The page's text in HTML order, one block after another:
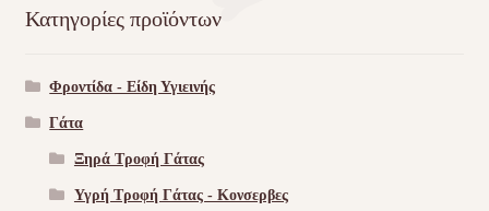
Κατηγορίες προϊόντων
Φροντίδα - Είδη Υγιεινής
Γάτα
Ξηρά Τροφή Γάτας
Υγρή Τροφή Γάτας - Kονσερβες